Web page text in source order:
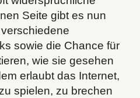
Seite gibt es nun
sowie die Chance für
wie sie gesehen
erlaubt das Internet,
spielen, zu brechen